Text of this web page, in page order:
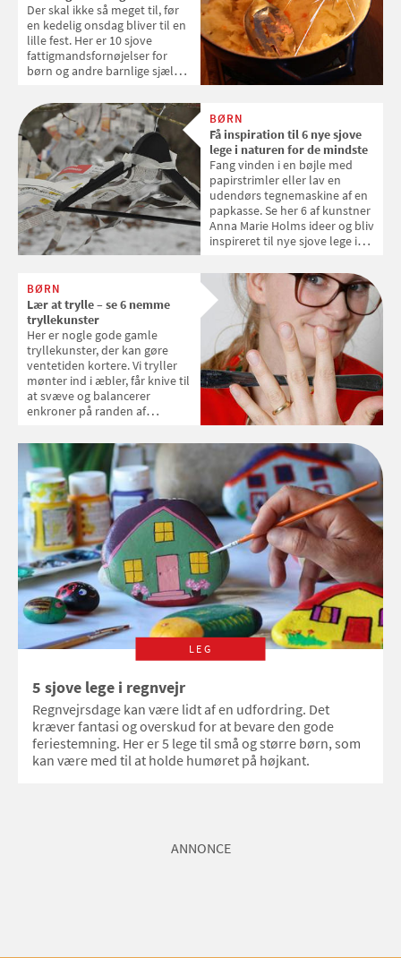
Der skal ikke så meget til, før
en kedelig onsdag bliver til en
lille fest. Her er 10 sjove
fattigmandsfornøjelser for
børn og andre barnlige sjæle.
eller eventyrstemning i
børnehøjde.
BØRN
Få inspiration til 6 nye sjove
lege i naturen for de mindste
Fang vinden i en bøjle med
papirstrimler eller lav en
udendørs tegnemaskine af en
papkasse. Se her 6 af kunstner
Anna Marie Holms ideer og bliv
inspireret til nye sjove lege i
BØRN
Lær at trylle – se 6 nemme
tryllekunster
Her er nogle gode gamle
tryllekunster, der kan gøre
ventetiden kortere. Vi tryller
mønter ind i æbler, får knive til
at svæve og balancerer
enkroner på randen af
eller er det?
LEG
5 sjove lege i regnvejr
Regnvejrsdage kan være lidt af en udfordring. Det
kræver fantasi og overskud for at bevare den gode
feriestemning. Her er 5 lege til små og større børn, som
kan være med til at holde humøret på højkant.
ANNONCE